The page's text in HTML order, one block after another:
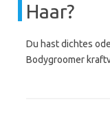
Haar?
Du hast dichtes
Bodygroomer